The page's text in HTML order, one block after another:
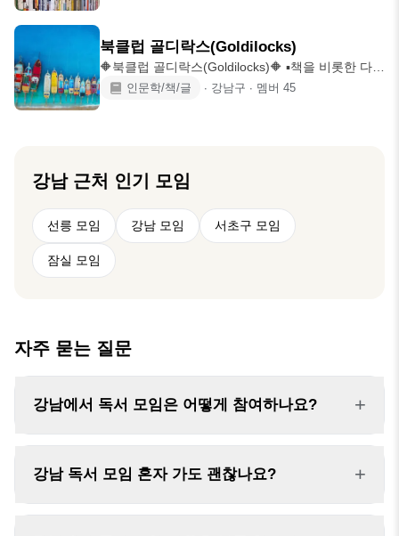
반드시 확인 바랍니다. 제발. ☆ 참가신청은 게시판
댓글로 진행합니다. ☆ 모임은 3시간 진행합니다. 몰
랐다고 하지 마세요. ☆ 성장은 알아서 하세요. 저희
는 수다를 떨 뿐입니다. ☆ 공간대여비 외에 일체의
북클럽 골디락스(Goldilocks)
🔶북클럽 골디락스(Goldilocks)🔶 ▪️책을 비롯한 다양
한 매개체를 도구삼아 “자신”을 발견하고, “사람”을
문을 중심으로 이야기 나눕니다) ▪️매달 세번째 일요
일-지정도서,특정주제 스터디모임 🎯Beyond the
page➖비정기적인 문화활동 책장을 넘어서 영화와
미술, 전시, 음악, 공연, 운동, 맛집으로의 탐험을 합
인문학/책/글 ∙ 강남구 ∙ 멤버 45
강남근처 인기 모임
선릉 모임 강남 모임 서초구 모임
잠실 모임
자주 묻는 질문
강남에서 독서 모임은 어떻게 참여하나요? +
강남 독서 모임 혼자 가도 괜찮나요? +